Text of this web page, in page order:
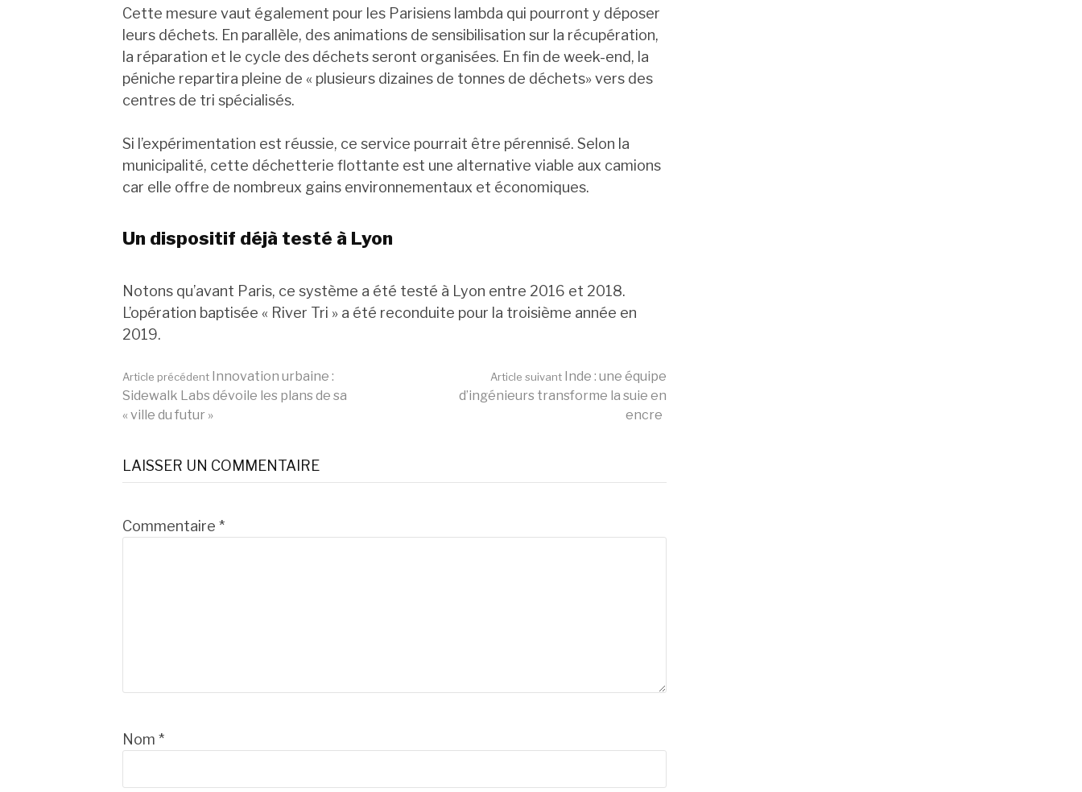
Cette mesure vaut également pour les Parisiens lambda qui pourront y déposer
leurs déchets. En parallèle, des animations de sensibilisation sur la récupération,
la réparation et le cycle des déchets seront organisées. En fin de week-end, la
péniche repartira pleine de « plusieurs dizaines de tonnes de déchets» vers des
centres de tri spécialisés.
Si l’expérimentation est réussie, ce service pourrait être pérennisé. Selon la
municipalité, cette déchetterie flottante est une alternative viable aux camions
car elle offre de nombreux gains environnementaux et économiques.
Un dispositif déjà testé à Lyon
Notons qu’avant Paris, ce système a été testé à Lyon entre 2016 et 2018.
L’opération baptisée « River Tri » a été reconduite pour la troisième année en
2019.
Lire
suite
Article précédent Innovation urbaine :
Sidewalk Labs dévoile les plans de sa
« ville du futur »
Article suivant Inde : une équipe
d’ingénieurs transforme la suie en
encre
LAISSER UN COMMENTAIRE
Commentaire *
Nom *